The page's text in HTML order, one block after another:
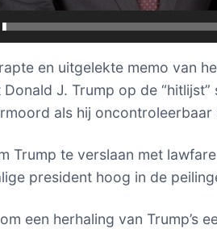
en uitgelekte memo van
J. Trump op de
als hij oncontroleerbaar
Trump te verslaan met
president hoog in de
een herhaling van Trump’s